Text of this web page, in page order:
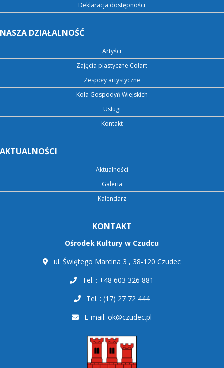
Deklaracja dostępności
NASZA DZIAŁALNOŚĆ
Artyści
Zajęcia plastyczne Colart
Zespoły artystyczne
Koła Gospodyń Wiejskich
Usługi
Kontakt
AKTUALNOŚCI
Aktualności
Galeria
Kalendarz
KONTAKT
Ośrodek Kultury w Czudcu
ul. Świętego Marcina 3 , 38-120 Czudec
Tel. : +48 603 326 881
Tel. : (17) 27 72 444
E-mail: ok@czudec.pl